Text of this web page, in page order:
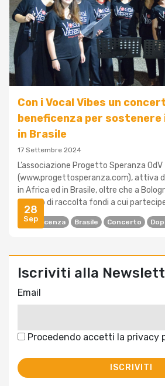
28
Sep
Con i Vocal Vibes un
beneficenza per sostenere
in Brasile
17 Settembre 2024
L’associazione Progetto Speranza OdV
(www.progettosperanza.com), attiva
in Africa ed in Brasile, oltre che a
evento di raccolta fondi a cui
Beneficenza Brasile Concerto
Iscriviti alla
Email
Procedendo accetti la privacy